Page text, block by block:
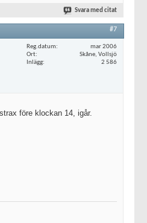
Svara med citat
#7
Reg.datum
mar 2006
Ort
Skåne, Vollsjö
Inlägg
2 586
före klockan 14, igår.